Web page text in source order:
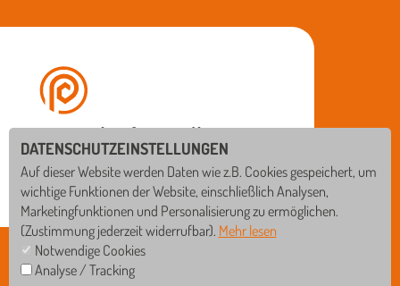
BISCHOF-SPROLL-BILDUNGSZENTRUM
Rißegger Straße 108 • 88400 Biberach
DATENSCHUTZEINSTELLUNGEN
Auf dieser Website werden Daten wie z.B. Cookies gespeichert, um
wichtige Funktionen der Website, einschließlich Analysen,
Marketingfunktionen und Personalisierung zu ermöglichen.
(Zustimmung jederzeit widerrufbar). Mehr lesen
Notwendige Cookies
Analyse / Tracking